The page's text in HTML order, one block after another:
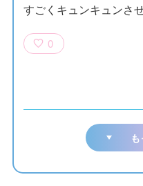
すごくキュンキュンさ
0